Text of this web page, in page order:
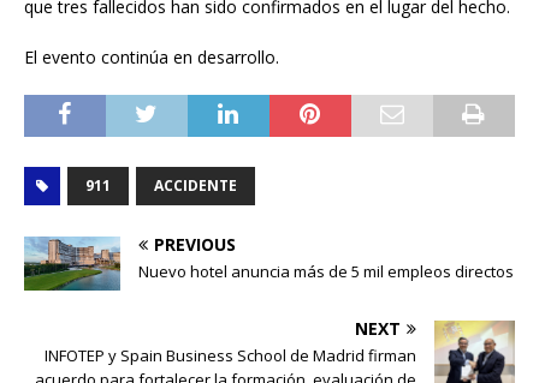
que tres fallecidos han sido confirmados en el lugar del hecho.
El evento continúa en desarrollo.
911 ACCIDENTE
PREVIOUS
Nuevo hotel anuncia más de 5 mil empleos directos
NEXT
INFOTEP y Spain Business School de Madrid firman